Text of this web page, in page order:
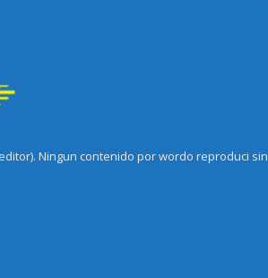
Ningun contenido por wordo reproduci sin